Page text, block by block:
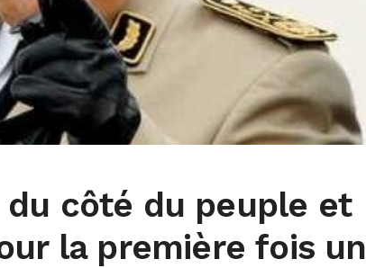
du côté du peuple et
la première fois un